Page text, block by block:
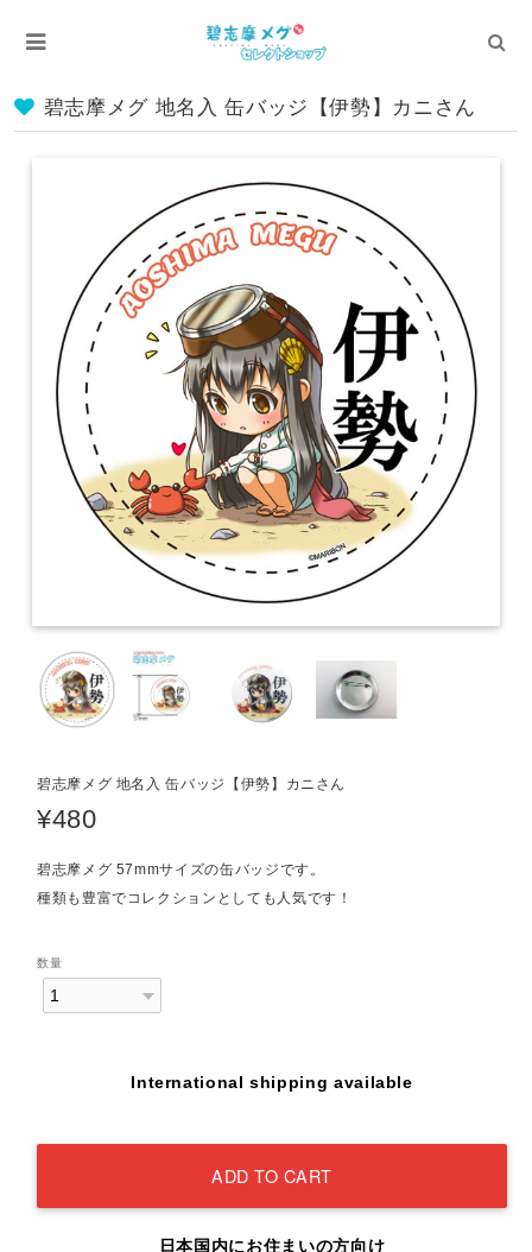
碧志摩メグ 地名入 缶バッジ【伊勢】カニさん
碧志摩メグ 地名入 缶バッジ【伊勢】カニさん
¥480
碧志摩メグ 57mmサイズの缶バッジです。
種類も豊富でコレクションとしても人気です！
数量
International shipping available
ADD TO CART
日本国内にお住まいの方向け